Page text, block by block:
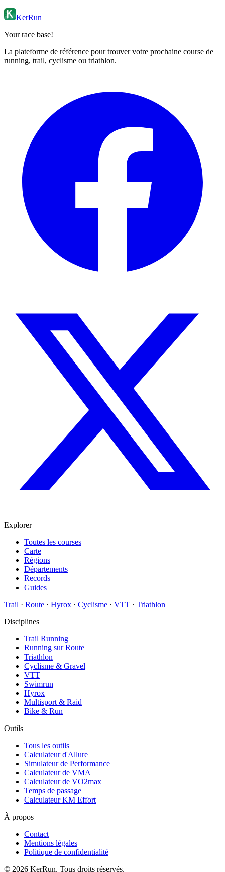
KerRun
Your race base!
La plateforme de référence pour trouver votre prochaine course de
running, trail, cyclisme ou triathlon.
Explorer
Toutes les courses
Carte
Régions
Départements
Records
Guides
Trail · Route · Hyrox · Cyclisme · VTT · Triathlon
Disciplines
Trail Running
Running sur Route
Triathlon
Cyclisme & Gravel
VTT
Swimrun
Hyrox
Multisport & Raid
Bike & Run
Outils
Tous les outils
Calculateur d'Allure
Simulateur de Performance
Calculateur de VMA
Calculateur de VO2max
Temps de passage
Calculateur KM Effort
À propos
Contact
Mentions légales
Politique de confidentialité
© 2026 KerRun. Tous droits réservés.